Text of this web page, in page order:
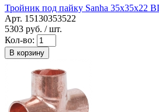
Тройник под пайку Sanha 35x35x22
Арт. 15130353522
5303 руб. / шт.
Кол-во:
В корзину